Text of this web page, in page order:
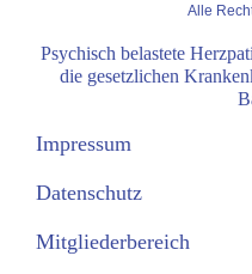
Alle
Psychisch belastete
die gesetzlichen
Impressum
Datenschutz
Mitgliederbereich